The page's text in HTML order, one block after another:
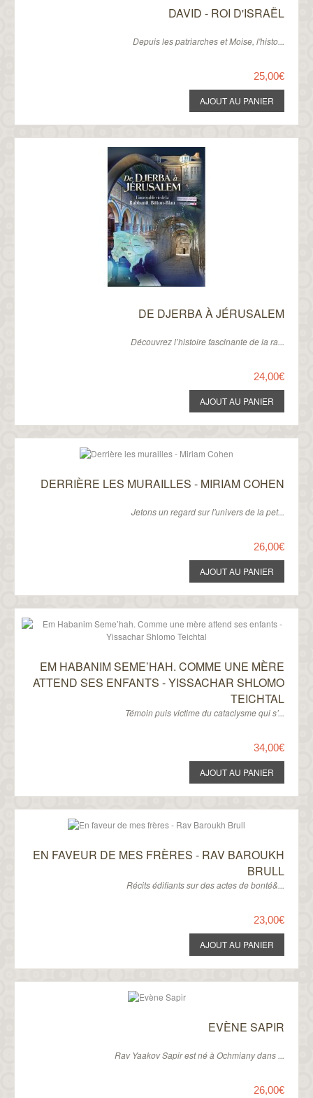
DAVID - ROI D'ISRAËL
Depuis les patriarches et Moise, l'histo...
25,00€
DE DJERBA À JÉRUSALEM
Découvrez l’histoire fascinante de la ra...
24,00€
DERRIÈRE LES MURAILLES - MIRIAM COHEN
Jetons un regard sur l'univers de la pet...
26,00€
EM HABANIM SEME’HAH. COMME UNE MÈRE
ATTEND SES ENFANTS - YISSACHAR SHLOMO
TEICHTAL
Témoin puis victime du cataclysme qui s’...
34,00€
EN FAVEUR DE MES FRÈRES - RAV BAROUKH
BRULL
Récits édifiants sur des actes de bonté&...
23,00€
EVÈNE SAPIR
Rav Yaakov Sapir est né à Ochmiany dans ...
26,00€